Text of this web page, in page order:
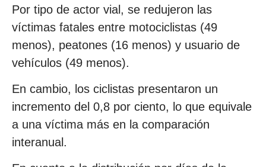
Por tipo de actor vial, se redujeron las
víctimas fatales entre motociclistas (49
menos), peatones (16 menos) y usuario de
vehículos (49 menos).
En cambio, los ciclistas presentaron un
incremento del 0,8 por ciento, lo que equivale
a una víctima más en la comparación
interanual.